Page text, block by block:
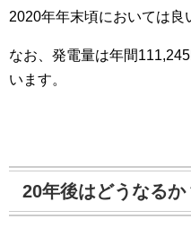
2020年年末頃においては良
なお、発電量は年間
います。
20年後はどうなるか